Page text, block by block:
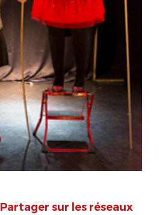
Partager sur les réseaux